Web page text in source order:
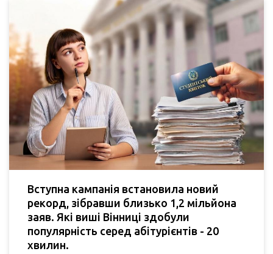
Вступна кампанія встановила новий
рекорд, зібравши близько 1,2 мільйона
заяв. Які виші Вінниці здобули
популярність серед абітурієнтів - 20
хвилин.